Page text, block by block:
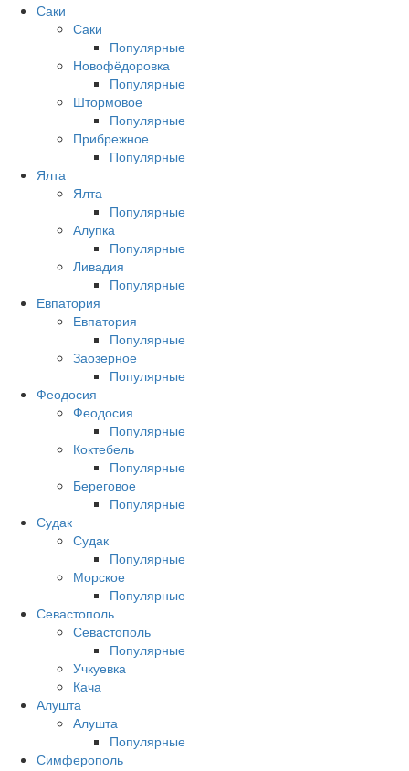
Саки
Саки
Популярные
Новофёдоровка
Популярные
Штормовое
Популярные
Прибрежное
Популярные
Ялта
Ялта
Популярные
Алупка
Популярные
Ливадия
Популярные
Евпатория
Евпатория
Популярные
Заозерное
Популярные
Феодосия
Феодосия
Популярные
Коктебель
Популярные
Береговое
Популярные
Судак
Судак
Популярные
Морское
Популярные
Севастополь
Севастополь
Популярные
Учкуевка
Кача
Алушта
Алушта
Популярные
Симферополь